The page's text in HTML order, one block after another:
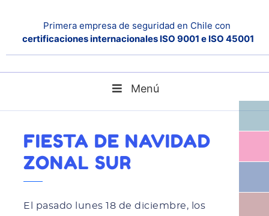
Primera empresa de seguridad en Chile con
certificaciones internacionales ISO 9001 e ISO 45001
Menú
Fiesta de Navidad Zonal Sur
FIESTA DE NAVIDAD
ZONAL SUR
El pasado lunes 18 de diciembre, los